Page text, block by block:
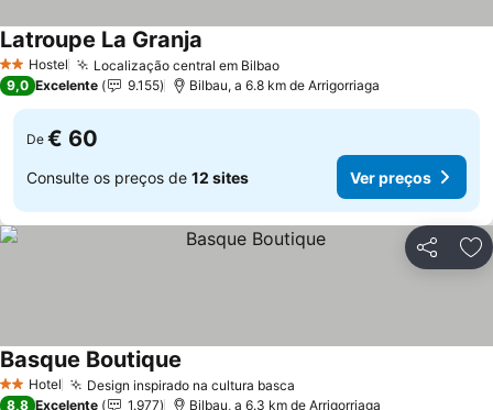
2 Estrelas
Hostel Localização central em BilbaoVer preços
Latroupe La Granja
9,0 Excelente 9.155 Bilbau, a 6.8 km de Arrigorriaga
De € 60
Consulte os preços de 12 sites Ver preços
Partilhar
2 Estrelas
Hotel Design inspirado na cultura basca
Basque Boutique
8,8 Excelente 1.977 Bilbau, a 6.3 km de Arrigorriaga